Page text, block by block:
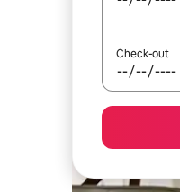
Check-out